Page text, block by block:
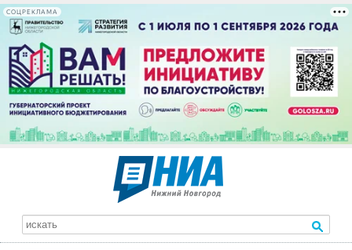
СОЦРЕКЛАМА